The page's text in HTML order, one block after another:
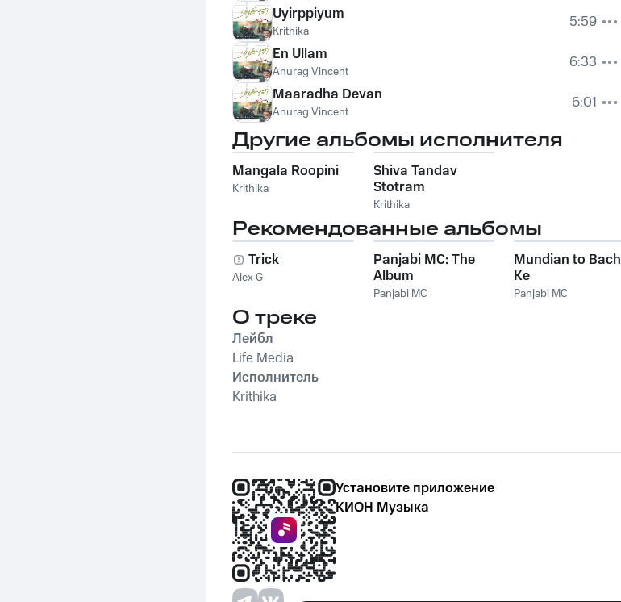
Uyirppiyum
Krithika
5:59
En Ullam
Anurag Vincent
6:33
Maaradha Devan
Anurag Vincent 6:01
Другие альбомы исполнителя
Mangala Roopini
Krithika
Shiva Tandav
Stotram
Krithika
Рекомендованные альбомы
Trick
Alex G
Panjabi MC: The
Album
Panjabi MC
Mundian to Bach
Ke
Panjabi MC
О треке
Лейбл
Life Media
Исполнитель
Krithika
Установите приложение
КИОН Музыка